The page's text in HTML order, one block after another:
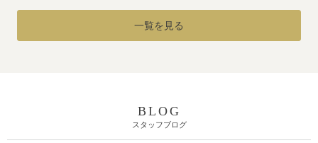
一覧を見る
BLOG
スタッフブログ